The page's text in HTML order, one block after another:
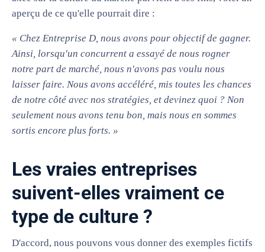
aperçu de ce qu'elle pourrait dire :
« Chez Entreprise D, nous avons pour objectif de gagner.
Ainsi, lorsqu'un concurrent a essayé de nous rogner
notre part de marché, nous n'avons pas voulu nous
laisser faire. Nous avons accéléré, mis toutes les chances
de notre côté avec nos stratégies, et devinez quoi ? Non
seulement nous avons tenu bon, mais nous en sommes
sortis encore plus forts. »
Les vraies entreprises
suivent-elles vraiment ce
type de culture ?
D'accord, nous pouvons vous donner des exemples fictifs